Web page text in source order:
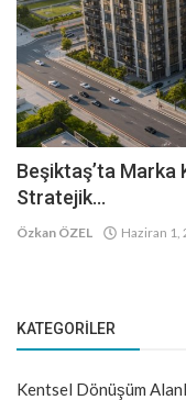
Beşiktaş’ta Marka
Stratejik...
Özkan ÖZEL Haziran 1,
KATEGORILER
Kentsel Dönüşüm